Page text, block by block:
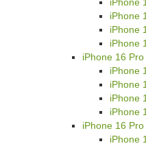
iPhone
iPhone
iPhone
iPhone 16 Pro
iPhone
iPhone
iPhone
iPhone
iPhone 16
iPhone